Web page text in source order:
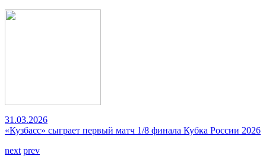
31.03.2026
«Кузбасс» сыграет первый матч 1/8 финала Кубка России 2026
next prev